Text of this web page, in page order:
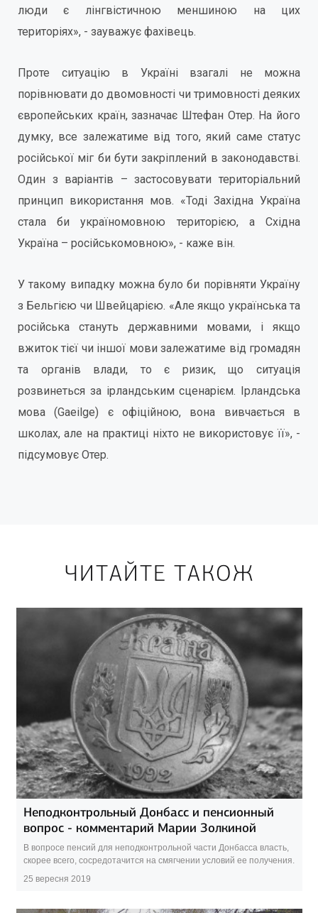
люди є лінгвістичною меншиною на цих
територіях», - зауважує фахівець.
Проте ситуацію в Україні взагалі не можна
порівнювати до двомовності чи тримовності деяких
європейських країн, зазначає Штефан Отер. На його
думку, все залежатиме від того, який саме статус
російської міг би бути закріплений в законодавстві.
Один з варіантів – застосовувати територіальний
принцип використання мов. «Тоді Західна Україна
стала би україномовною територією, а Східна
Україна – російськомовною», - каже він.
У такому випадку можна було би порівняти Україну
з Бельгією чи Швейцарією. «Але якщо українська та
російська стануть державними мовами, і якщо
вжиток тієї чи іншої мови залежатиме від громадян
та органів влади, то є ризик, що ситуація
розвинеться за ірландським сценарієм. Ірландська
мова (Gaeilge) є офіційною, вона вивчається в
школах, але на практиці ніхто не використовує її», -
підсумовує Отер.
ЧИТАЙТЕ ТАКОЖ
Неподконтрольный Донбасс и пенсионный
вопрос - комментарий Марии Золкиной
В вопросе пенсий для неподконтрольной части Донбасса власть,
скорее всего, сосредотачится на смягчении условий ее получения.
25 вересня 2019